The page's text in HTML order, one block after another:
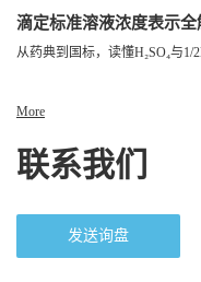
滴定标准溶液浓度表示全
从药典到国标，读懂H₂SO₄与1/
More
联系我们
发送询盘